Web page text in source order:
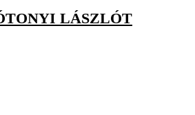
LÁSZLÓT